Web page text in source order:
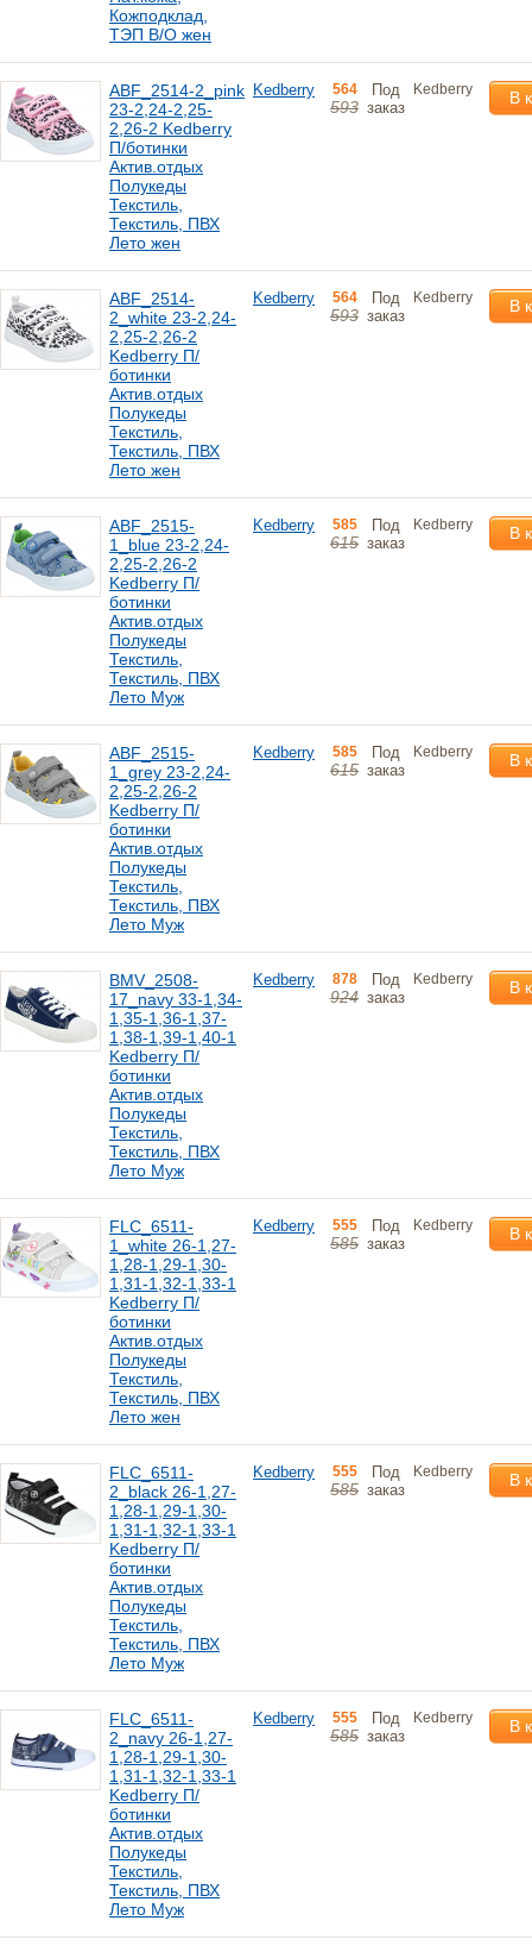
Кожподклад,
ТЭП В/О жен
ABF_2514-2_pink
23-2,24-2,25-
2,26-2 Kedberry
П/ботинки
Актив.отдых
Полукеды
Текстиль,
Текстиль, ПВХ
Лето жен
Kedberry 564
593
Под
заказ
Kedberry В
ABF_2514-
2_white 23-2,24-
2,25-2,26-2
Kedberry П/
ботинки
Актив.отдых
Полукеды
Текстиль,
Текстиль, ПВХ
Лето жен
Kedberry 564
593
Под
заказ
Kedberry В
ABF_2515-
1_blue 23-2,24-
2,25-2,26-2
Kedberry П/
ботинки
Актив.отдых
Полукеды
Текстиль,
Текстиль, ПВХ
Лето Муж
Kedberry 585
615
Под
заказ
Kedberry В
ABF_2515-
1_grey 23-2,24-
2,25-2,26-2
Kedberry П/
ботинки
Актив.отдых
Полукеды
Текстиль,
Текстиль, ПВХ
Лето Муж
Kedberry 585
615
Под
заказ
Kedberry В
BMV_2508-
17_navy 33-1,34-
1,35-1,36-1,37-
1,38-1,39-1,40-1
Kedberry П/
ботинки
Актив.отдых
Полукеды
Текстиль,
Текстиль, ПВХ
Лето Муж
Kedberry 878
924
Под
заказ
Kedberry В
FLC_6511-
1_white 26-1,27-
1,28-1,29-1,30-
1,31-1,32-1,33-1
Kedberry П/
ботинки
Актив.отдых
Полукеды
Текстиль,
Текстиль, ПВХ
Лето жен
Kedberry 555
585
Под
заказ
Kedberry В
FLC_6511-
2_black 26-1,27-
1,28-1,29-1,30-
1,31-1,32-1,33-1
Kedberry П/
ботинки
Актив.отдых
Полукеды
Текстиль,
Текстиль, ПВХ
Лето Муж
Kedberry 555
585
Под
заказ
Kedberry В
FLC_6511-
2_navy 26-1,27-
1,28-1,29-1,30-
1,31-1,32-1,33-1
Kedberry П/
ботинки
Актив.отдых
Полукеды
Текстиль,
Текстиль, ПВХ
Лето Муж
Kedberry 555
585
Под
заказ
Kedberry В